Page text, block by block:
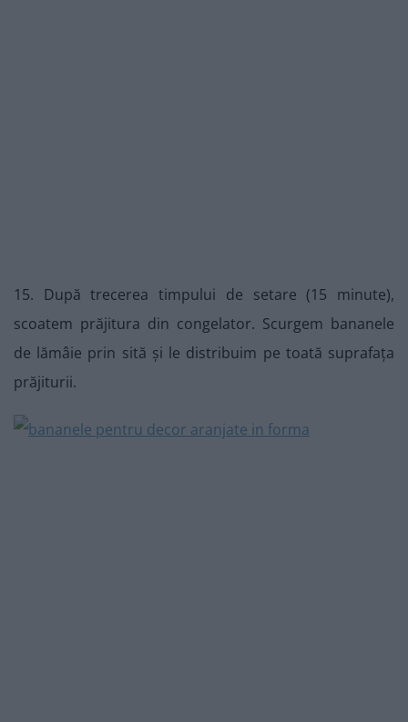
15. După trecerea timpului de setare (15 minute),
scoatem prăjitura din congelator. Scurgem bananele
de lămâie prin sită și le distribuim pe toată suprafața
prăjiturii.